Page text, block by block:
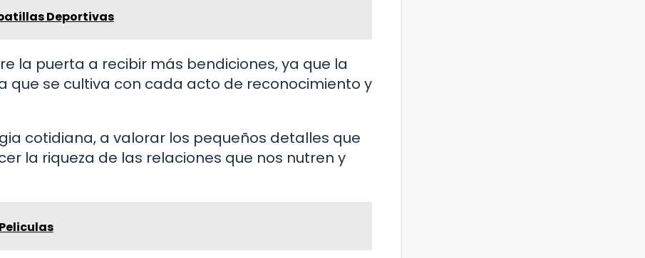
Deportivas
la puerta a recibir más bendiciones, ya que la
que se cultiva con cada acto de reconocimiento y
cotidiana, a valorar los pequeños detalles que
la riqueza de las relaciones que nos nutren y